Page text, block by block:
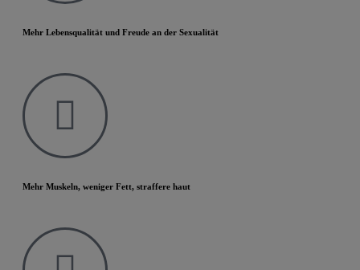
Mehr Lebensqualität und Freude an der Sexualität
Mehr Muskeln, weniger Fett, straffere haut